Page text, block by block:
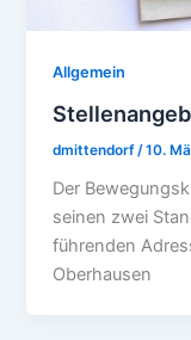
Allgemein
dmittendorf /10.
Der
seinen zwei
führenden
Oberhausen